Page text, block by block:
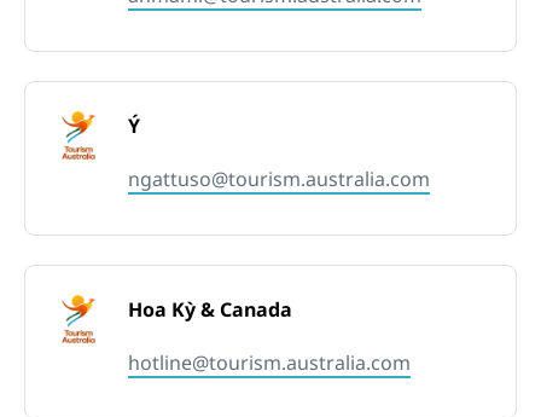
Ý
ngattuso@tourism.australia.com
Hoa Kỳ & Canada
hotline@tourism.australia.com